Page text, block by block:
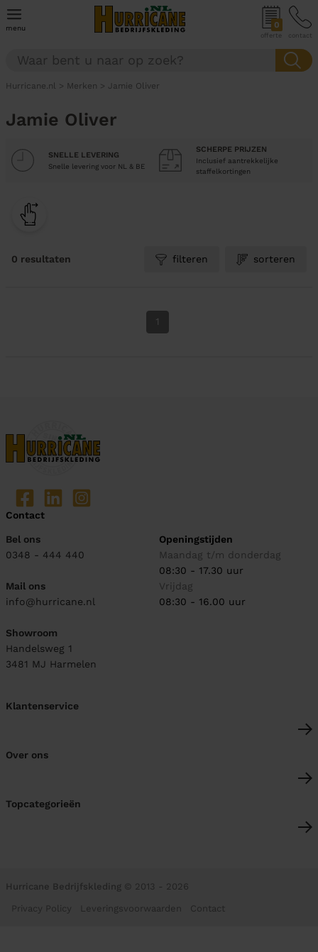
menu 0
offerte contact
Hurricane.nl > Merken > Jamie Oliver
Jamie Oliver
SNELLE LEVERING
Snelle levering voor NL & BE
SCHERPE PRIJZEN
Inclusief aantrekkelijke
staffelkortingen
0 resultaten filteren sorteren
1
Contact
Bel ons
0348 - 444 440
Mail ons
info@hurricane.nl
Showroom
Handelsweg 1
3481 MJ Harmelen
Openingstijden
Maandag t/m donderdag
08:30 - 17.30 uur
Vrijdag
08:30 - 16.00 uur
Klantenservice
Over ons
Topcategorieën
Hurricane Bedrijfskleding © 2013 - 2026
Privacy Policy Leveringsvoorwaarden Contact